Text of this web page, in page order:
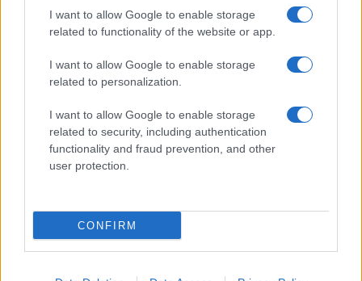
I want to allow Google to enable storage
related to functionality of the website or app.
I want to allow Google to enable storage
related to personalization.
I want to allow Google to enable storage
related to security, including authentication
functionality and fraud prevention, and other
user protection.
CONFIRM
I nostri cari
Giovannimaria Cabras